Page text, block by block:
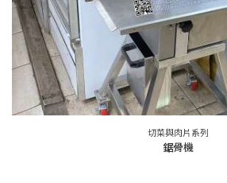
切菜與肉片系列
鋸骨機